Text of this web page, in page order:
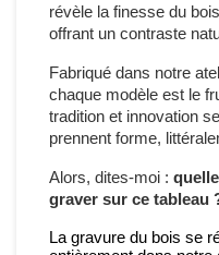
révèle la finesse du
offrant un contraste
Fabriqué dans notre
chaque modèle est le
tradition et innovation
prennent forme,
Alors, dites-moi :
graver sur ce tableau
La gravure du bois se